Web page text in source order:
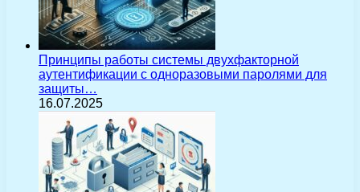
Принципы работы системы двухфакторной
аутентификации с одноразовыми паролями для
защиты…
16.07.2025